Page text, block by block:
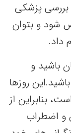
پزشکی
شود و بتوان
داد.
باشید و
روزها
بنابراین از
و اضطراب